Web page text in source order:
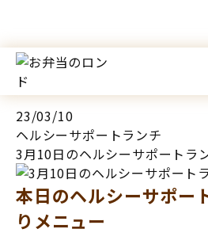
TOP
3月10日のヘルシーサポートランチメニュ
23/03/10
ヘルシーサポートランチ
3月10日のヘルシーサポートラ
本日のヘルシーサポー
りメニュー